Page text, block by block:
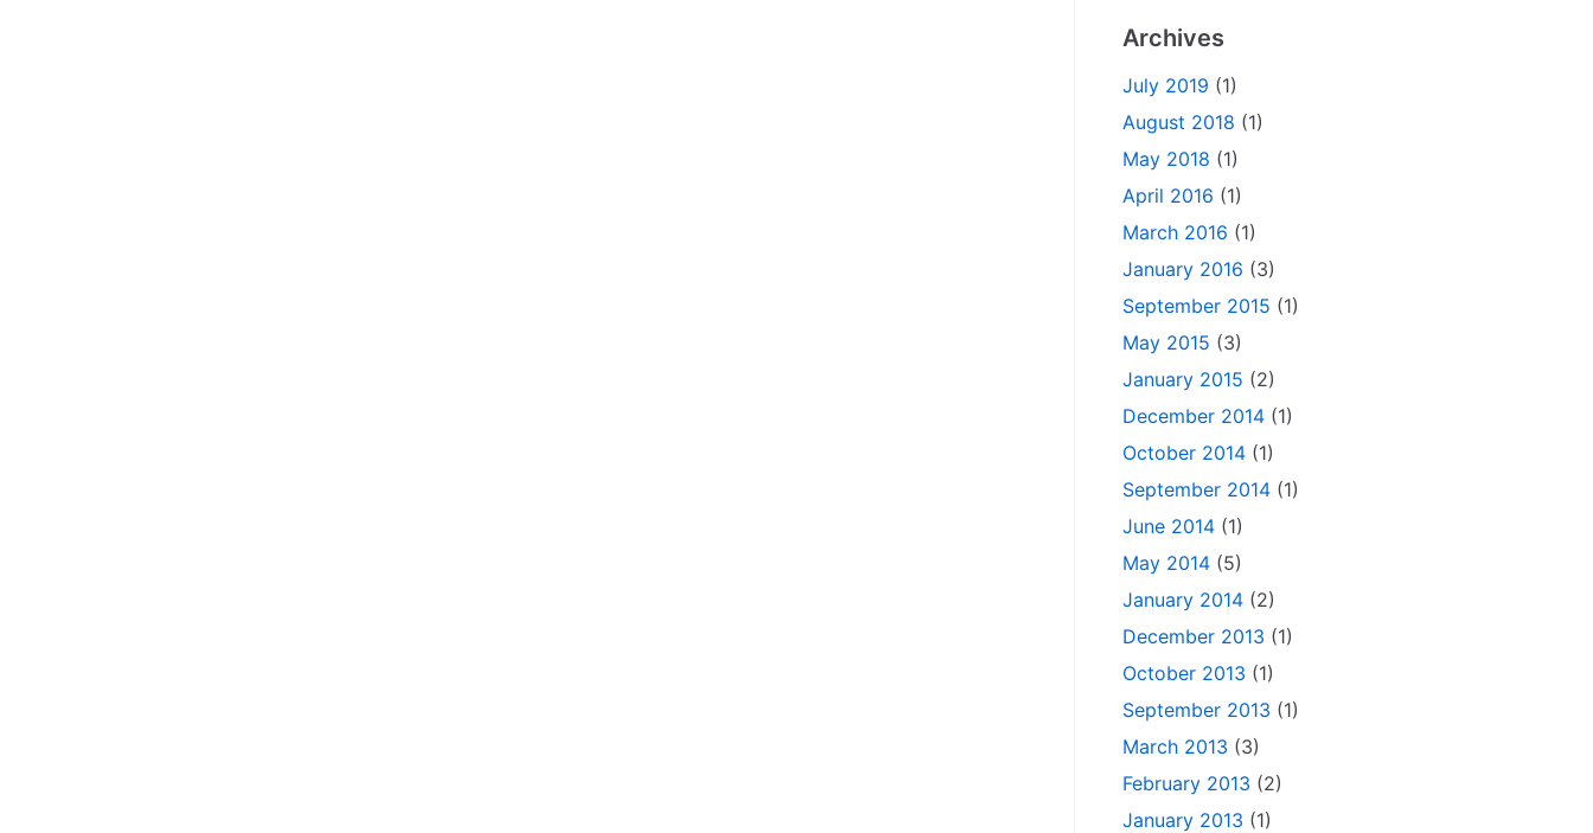
Archives
July 2019 (1)
August 2018 (1)
May 2018 (1)
April 2016 (1)
March 2016 (1)
January 2016 (3)
September 2015 (1)
May 2015 (3)
January 2015 (2)
December 2014 (1)
October 2014 (1)
September 2014 (1)
June 2014 (1)
May 2014 (5)
January 2014 (2)
December 2013 (1)
October 2013 (1)
September 2013 (1)
March 2013 (3)
February 2013 (2)
January 2013 (1)